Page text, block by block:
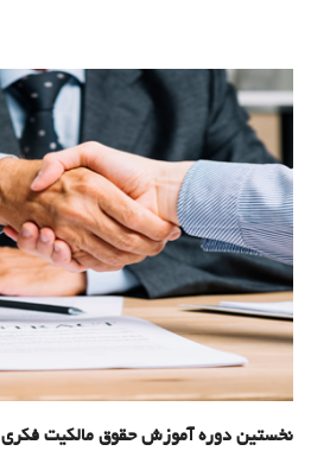
نخستین دوره آموزش حقوق مالکیت فکری WIPO در ایران؛ 97/2/5